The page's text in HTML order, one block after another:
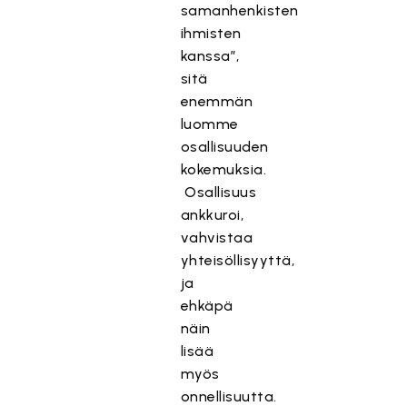
samanhenkisten
ihmisten
kanssa”,
sitä
enemmän
luomme
osallisuuden
kokemuksia.
Osallisuus
ankkuroi,
vahvistaa
yhteisöllisyyttä,
ja
ehkäpä
näin
lisää
myös
onnellisuutta.